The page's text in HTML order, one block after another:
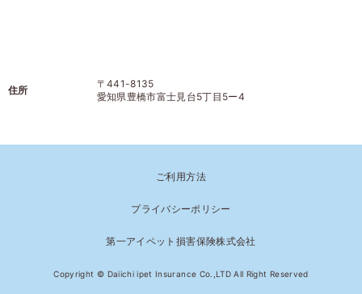
住所
〒441-8135
愛知県豊橋市富士見台5丁目5ー4
ご利用方法
プライバシーポリシー
第一アイペット損害保険株式会社
Copyright © Daiichi ipet Insurance Co.,LTD All Right Reserved